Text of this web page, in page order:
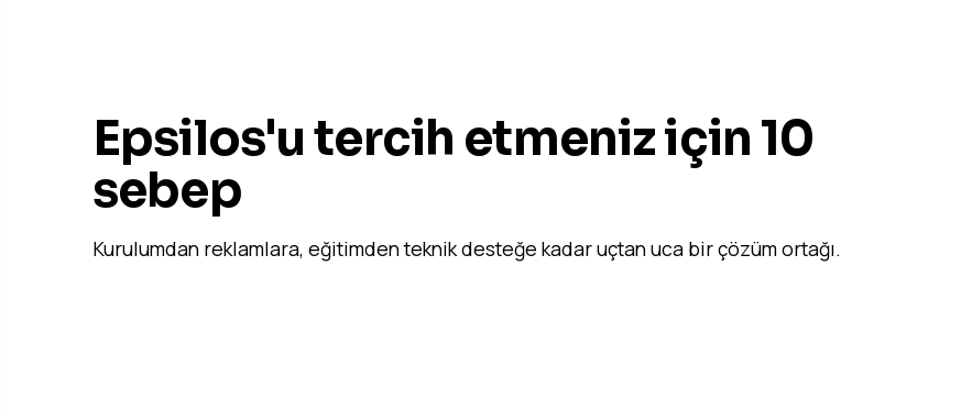
Epsilos'u tercih etmeniz için 10
sebep
Kurulumdan reklamlara, eğitimden teknik desteğe kadar uçtan uca bir çözüm ortağı.